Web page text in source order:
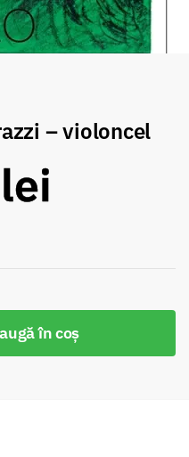
– violoncel
lei
în coș